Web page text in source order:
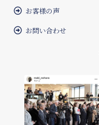
お客様の声
お問い合わせ